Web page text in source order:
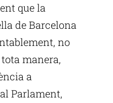
que la
de Barcelona
no
manera,
a
Parlament,